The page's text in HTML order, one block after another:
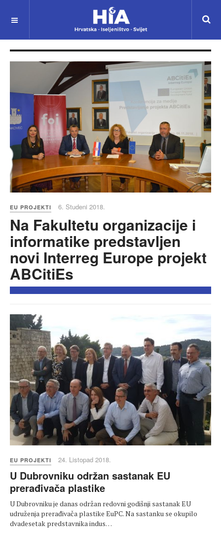
EU PROJEKTI 6. Studeni 2018.
Na Fakultetu organizacije i
informatike predstavljen
novi Interreg Europe projekt
ABCitiEs
EU PROJEKTI 24. Listopad 2018.
U Dubrovniku održan sastanak EU
prerađivača plastike
U Dubrovniku je danas održan redovni godišnji sastanak EU
udruženja prerađivača plastike EuPC. Na sastanku se okupilo
dvadesetak predstavnika indus…